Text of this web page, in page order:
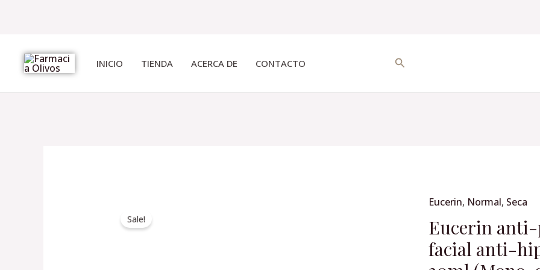
contenido
INICIO TIENDA ACERCA DE CONTACTO Buscar
Sale!
Eucerin, Normal, Seca
Eucerin
facial anti-
price
was:
Eucerin
anti-
pigment
dual